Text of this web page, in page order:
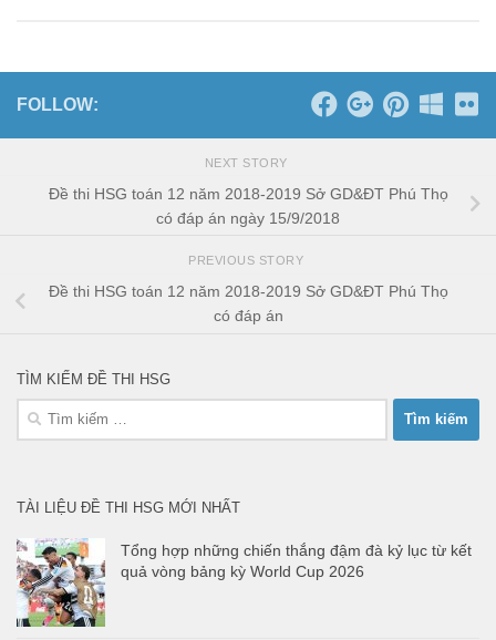
FOLLOW:
NEXT STORY
Đề thi HSG toán 12 năm 2018-2019 Sở GD&ĐT Phú Thọ
có đáp án ngày 15/9/2018
PREVIOUS STORY
Đề thi HSG toán 12 năm 2018-2019 Sở GD&ĐT Phú Thọ
có đáp án
TÌM KIẾM ĐỀ THI HSG
Tìm
TÀI LIỆU ĐỀ THI HSG MỚI NHẤT
Tổng hợp những chiến thắng đậm đà kỷ lục từ kết
quả vòng bảng kỳ World Cup 2026